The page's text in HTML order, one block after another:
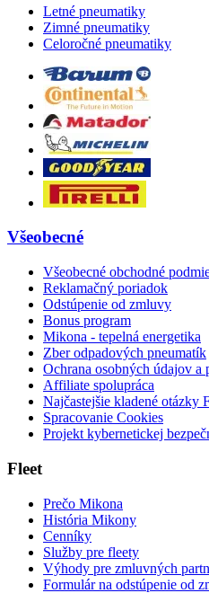
Letné pneumatiky
Zimné pneumatiky
Celoročné pneumatiky
Všeobecné
Všeobecné obchodné
Reklamačný poriadok
Odstúpenie od zmluvy
Bonus program
Mikona - tepelná energetika
Zber odpadových pneumatík
Ochrana osobných údajov a
Affiliate spolupráca
Najčastejšie kladené otázky
Spracovanie Cookies
Projekt kybernetickej
Fleet
Prečo Mikona
História Mikony
Cenníky
Služby pre fleety
Výhody pre zmluvných
Formulár na odstúpenie od